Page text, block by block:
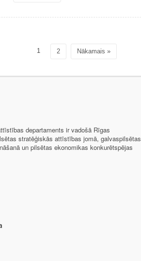
1 2 Nākamais »
departaments ir vadošā Rīgas
stratēģiskās attīstības jomā, galvaspilsētas
un pilsētas ekonomikas konkurētspējas